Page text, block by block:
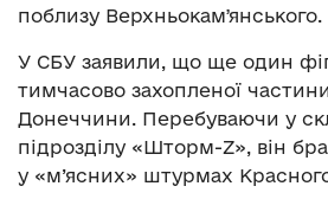
поблизу Верхньокамʼянського.
У СБУ заявили, що ще один
тимчасово захопленої
Донеччини. Перебуваючи у
підрозділу «Шторм-Z», він
у «м’ясних» штурмах